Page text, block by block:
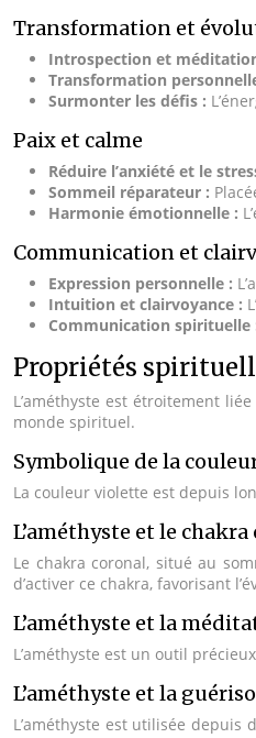
Transformation et
Introspection et
Transformation
Surmonter les défis :
Paix et calme
Réduire l’anxiété et le
Sommeil réparateur :
Harmonie émotionnelle :
Communication et
Expression personnelle :
Intuition et clairvoyance :
Communication spirituelle
Propriétés
L’améthyste est étroitement
monde spirituel.
Symbolique de la
La couleur violette est depuis
L’améthyste et le
Le chakra coronal, situé au
d’activer ce chakra, favorisant
L’améthyste et la
L’améthyste est un outil
L’améthyste et la
L’améthyste est utilisée